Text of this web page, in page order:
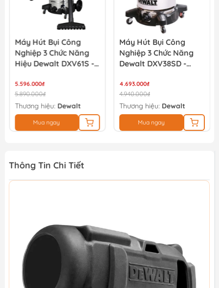
Máy Hút Bụi Công
Nghiệp 3 Chức Năng
Hiệu Dewalt DXV61S -
5.596.000₫
5.890.000₫
Thương hiệu: Dewalt
Mua ngay
Máy Hút Bụi Công
Nghiệp 3 Chức Năng
Dewalt DXV38SD -
4.693.000₫
4.940.000₫
Thương hiệu: Dewalt
Mua ngay
Thông Tin Chi Tiết